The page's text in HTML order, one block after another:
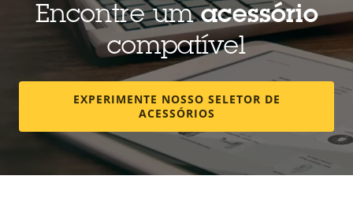
Encontre umacessório
compatível
EXPERIMENTE NOSSO SELETOR DE
ACESSÓRIOS